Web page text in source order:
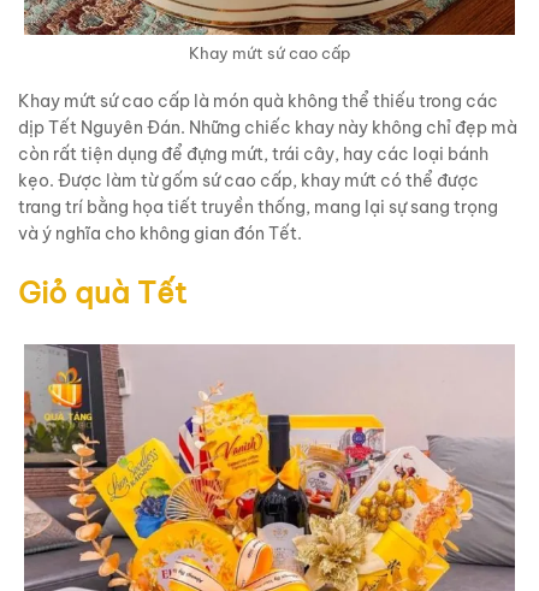
Khay mứt sứ cao cấp
Khay mứt sứ cao cấp là món quà không thể thiếu trong các
dịp Tết Nguyên Đán. Những chiếc khay này không chỉ đẹp mà
còn rất tiện dụng để đựng mứt, trái cây, hay các loại bánh
kẹo. Được làm từ gốm sứ cao cấp, khay mứt có thể được
trang trí bằng họa tiết truyền thống, mang lại sự sang trọng
và ý nghĩa cho không gian đón Tết.
Giỏ quà Tết